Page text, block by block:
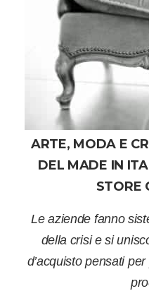
ARTE, MODA E
DEL MADE IN
STORE
Le aziende fanno
della crisi e si
d’acquisto pensati